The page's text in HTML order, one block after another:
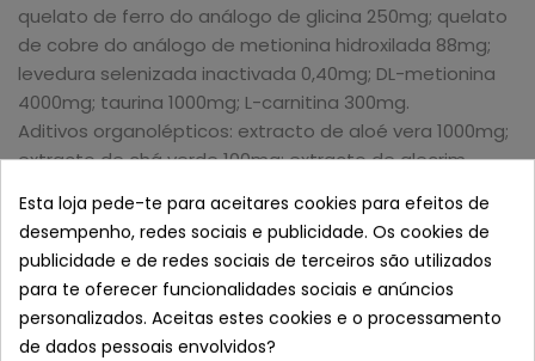
quelato de ferro do análogo de glicina 250mg; quelato
de cobre do análogo de metionina hidroxilada 88mg;
levedura selenizada inactivada 0,40mg; DL-metionina
4000mg; taurina 1000mg; L-carnitina 300mg.
Aditivos organolépticos: extracto de aloé vera 1000mg;
extracto de chá verde 100mg; extracto de alecrim.
tocoferóis.
CONSTITUINTES ANALÍTICOS
Proteína bruta 28,00%; Gordura bruta 18,00%; Fibra bruta
2,90%; Humidade 9,00%; Cinza bruta 8,60%; Cálcio 1,10%;
Esta loja pede-te para aceitares cookies para efeitos de
desempenho, redes sociais e publicidade. Os cookies de
publicidade e de redes sociais de terceiros são utilizados
para te oferecer funcionalidades sociais e anúncios
personalizados. Aceitas estes cookies e o processamento
de dados pessoais envolvidos?